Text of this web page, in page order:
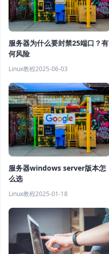
服务器为什么要封禁25端口？有
何风险
Linux教程2025-06-03
服务器windows server版本怎
么选
Linux教程2025-01-18